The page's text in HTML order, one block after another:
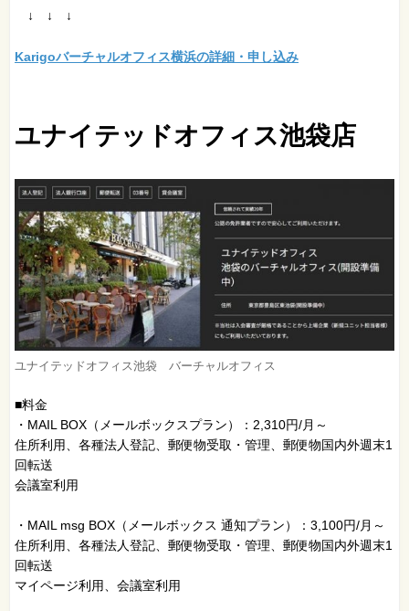
↓ ↓ ↓
Karigoバーチャルオフィス横浜の詳細・申し込み
ユナイテッドオフィス池袋店
ユナイテッドオフィス池袋 バーチャルオフィス
■料金
・MAIL BOX（メールボックスプラン）：2,310円/月～
住所利用、各種法人登記、郵便物受取・管理、郵便物国内外週末1
回転送
会議室利用
・MAIL msg BOX（メールボックス 通知プラン）：3,100円/月～
住所利用、各種法人登記、郵便物受取・管理、郵便物国内外週末1
回転送
マイページ利用、会議室利用